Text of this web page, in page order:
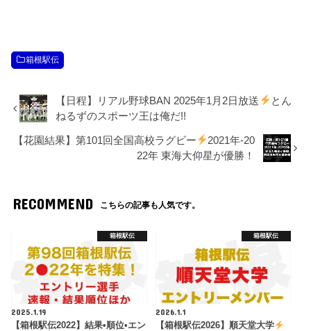
箱根駅伝
【日程】リアル野球BAN 2025年1月2日放送
とん
ねるずのスポーツ王は俺だ!!
【花園結果】第101回全国高校ラグビー
2021年-20
22年 東海大仰星が優勝！
RECOMMEND こちらの記事も人気です。
箱根駅伝
2025.1.19
【箱根駅伝2022】結果•順位•エン
箱根駅伝
2026.1.1
【箱根駅伝2026】順天堂大学